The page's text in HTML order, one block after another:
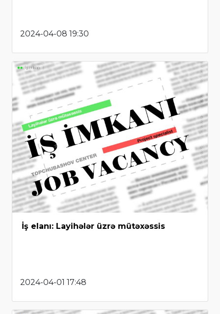
2024-04-08 19:30
İş elanı: Layihələr üzrə mütəxəssis
2024-04-01 17:48